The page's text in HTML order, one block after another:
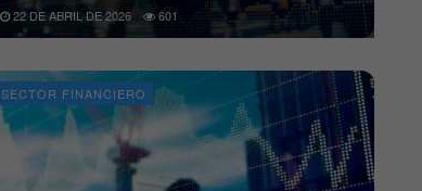
22 DE ABRIL DE 2026 601
SECTOR FINANCIERO